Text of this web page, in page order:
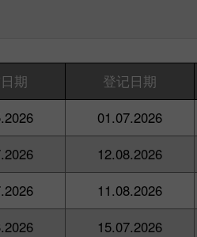
期 登记日期
01.07.2026
12.08.2026
11.08.2026
15.07.2026